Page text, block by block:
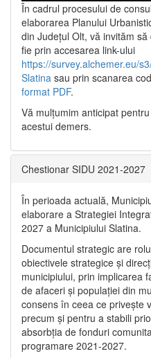
În cadrul procesului de
elaborarea Planului
din Județul Olt, vă invităm
fie prin accesarea link-ului
https://survey.alchemer.eu/
Slatina sau prin scanarea
format PDF.
Vă mulţumim anticipat
acestui demers.
Chestionar SIDU 2021-2027
În perioada actuală,
elaborare a Strategiei
2027 a Municipiului Slatina.
Documentul strategic are
obiectivele strategice și
municipiului, prin implicarea
de afaceri și populației din
consens în ceea ce privește
precum și pentru a stabili
absorbția de fonduri
programare 2021-2027.